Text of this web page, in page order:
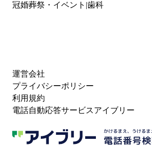
冠婚葬祭・イベント 歯科
運営会社
プライバシーポリシー
利用規約
電話自動応答サービスアイブリー